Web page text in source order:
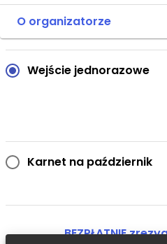
O organizatorze
Wejście jednorazowe
Karnet na październik
BEZPŁATNIE